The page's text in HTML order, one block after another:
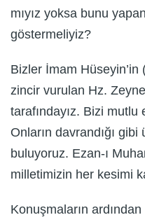
mıyız yoksa bunu
göstermeliyiz?
Bizler İmam Hüseyin’in
zincir vurulan Hz.
tarafındayız. Bizi
Onların davrandığı
buluyoruz. Ezan-ı
milletimizin her kesimi
Konuşmaların